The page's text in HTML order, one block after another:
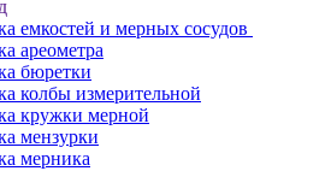
емкостей и мерных сосудов
ареометра
бюретки
колбы измерительной
кружки мерной
мензурки
мерника